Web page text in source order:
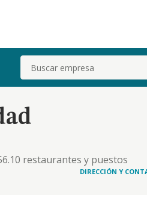
Buscar
restaurantes y puestos
DIRECCIÓN Y